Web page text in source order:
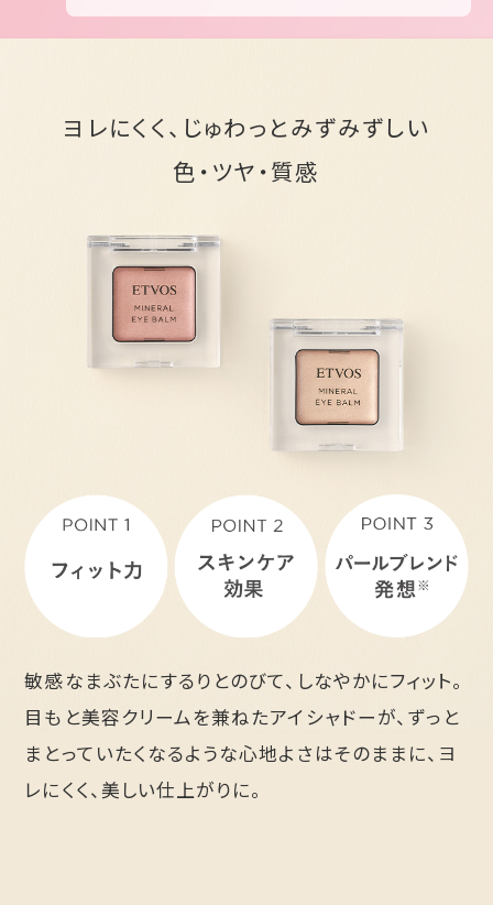
ヨレにくく、じゅわっとみずみずしい
色・ツヤ・質感
敏感なまぶたにするりとのびて、しなやかにフィット。
目もと美容クリームを兼ねたアイシャドーが、ずっと
まとっていたくなるような心地よさはそのままに、ヨ
レにくく、美しい仕上がりに。